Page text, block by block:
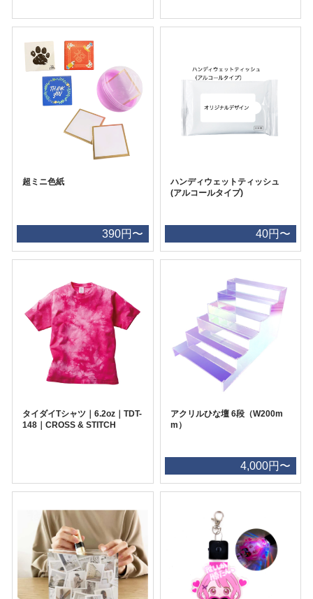
超ミニ色紙
390円〜
ハンディウェットティッシュ
(アルコールタイプ)
40円〜
タイダイTシャツ｜6.2oz｜TDT-
148｜CROSS & STITCH
アクリルひな壇 6段（W200m
m）
4,000円〜